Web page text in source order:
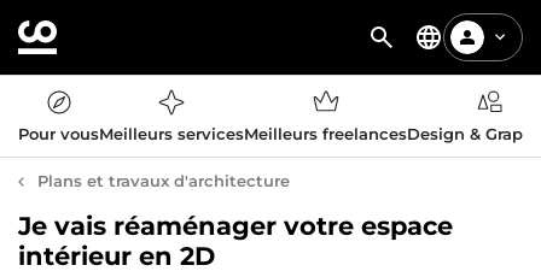
Pour vousMeilleurs servicesMeilleurs freelancesDesign &
Plans et travaux d'architecture
Je vais réaménager votre espace
intérieur en 2D